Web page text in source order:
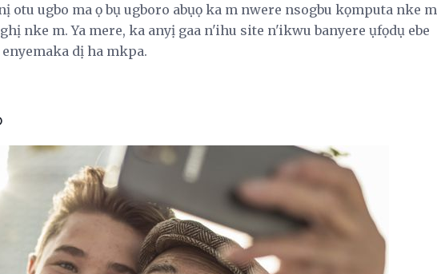
otu ugbo ma ọ bụ ugboro abụọ ka m nwere nsogbu kọmputa nke m
nke m. Ya mere, ka anyị gaa n'ihu site n'ikwu banyere ụfọdụ ebe
dị ha mkpa.